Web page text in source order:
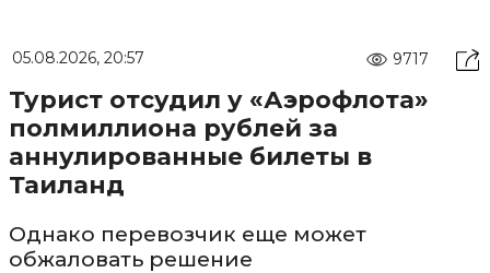
05.08.2026, 20:57 9717
Турист отсудил у «Аэрофлота»
полмиллиона рублей за
аннулированные билеты в
Таиланд
Однако перевозчик еще может
обжаловать решение